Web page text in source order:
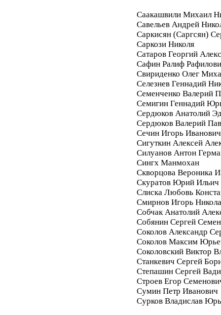
Саакашвили Михаил
Савельев Андрей
Саркисян (Саргсян)
Саркози Николя
Сатаров Георгий
Сафин Ралиф
Свириденко Олег
Селезнев Геннадий
Семенченко Валерий
Семигин Геннадий
Сердюков Анатолий
Сердюков Валерий
Сечин Игорь Иванович
Сигуткин Алексей
Силуанов Антон
Сингх Манмохан
Скворцова Вероника
Скуратов Юрий Ильич
Слиска Любовь
Смирнов Игорь
Собчак Анатолий
Собянин Сергей
Соколов Александр
Соколов Максим
Соколовский Виктор
Станкевич Сергей
Степашин Сергей
Строев Егор
Сумин Петр Иванович
Сурков Владислав